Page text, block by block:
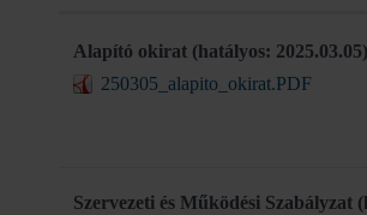
Alapító okirat (hatályos: 2025.03.05)
250305_alapito_okirat.PDF
Szervezeti és Működési Szabályzat